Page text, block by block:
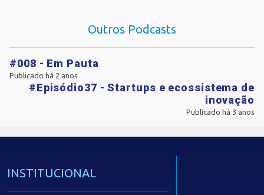
Outros Podcasts
#008 - Em Pauta
Publicado há 2 anos
#Episódio37 - Startups e ecossistema de
inovação
Publicado há 3 anos
INSTITUCIONAL